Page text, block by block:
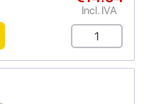
Incl. IVA